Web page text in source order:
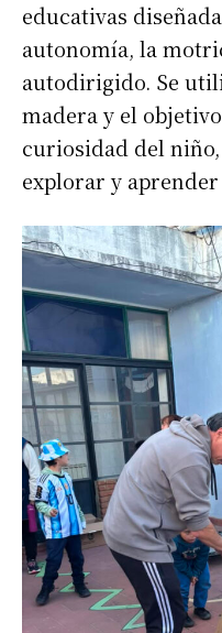
educativas
autonomía, la
autodirigido. Se
madera y el
curiosidad del
explorar y